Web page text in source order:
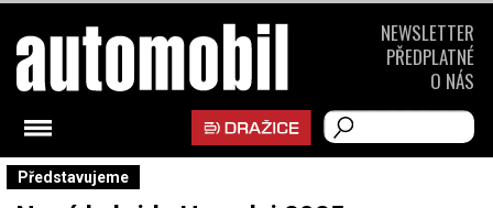
Představujeme
NEWSLETTER
PŘEDPLATNÉ
O NÁS